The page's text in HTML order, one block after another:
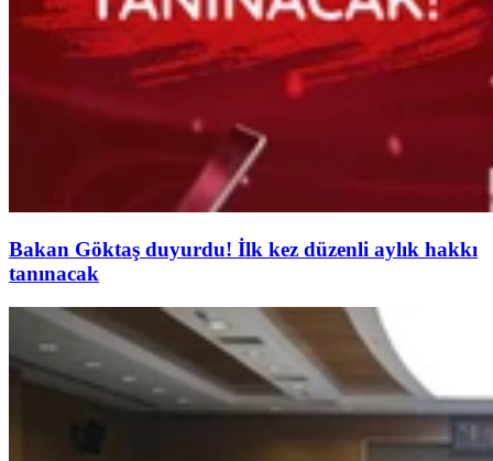
Bakan Göktaş duyurdu! İlk kez düzenli aylık hakkı
tanınacak